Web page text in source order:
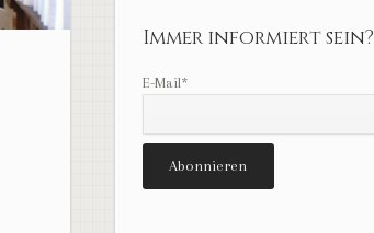
Immer informiert sein?
E-Mail*